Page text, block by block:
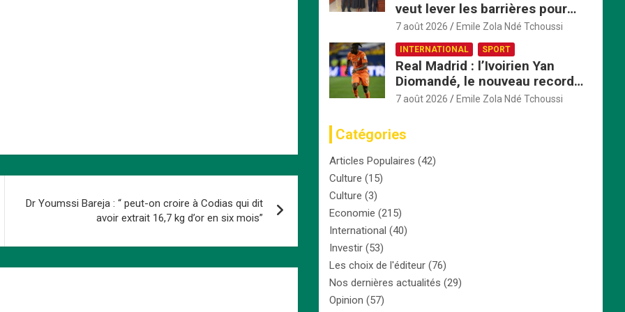
Dr Youmssi Bareja : “ peut-on croire à Codias qui dit
avoir extrait 16,7 kg d’or en six mois”
veut lever les barrières pour
accélérer l’intégration
économique
7 août 2026 Emile Zola Ndé Tchoussi
INTERNATIONAL SPORT
Real Madrid : l’Ivoirien Yan
Diomandé, le nouveau record
africain à 125 millions d’euros
7 août 2026 Emile Zola Ndé Tchoussi
Catégories
Articles Populaires (42)
Culture (15)
Culture (3)
Economie (215)
International (40)
Investir (53)
Les choix de l'éditeur (76)
Nos dernières actualités (29)
Opinion (57)